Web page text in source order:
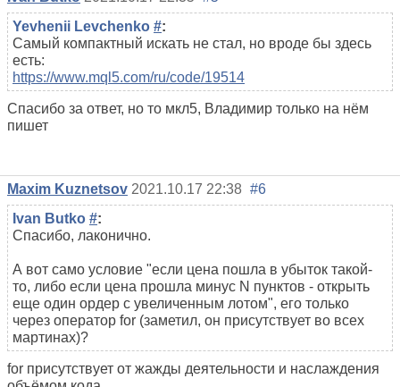
Yevhenii Levchenko #:
Самый компактный искать не стал, но вроде бы здесь
есть:
https://www.mql5.com/ru/code/19514
Спасибо за ответ, но то мкл5, Владимир только на нём
пишет
Maxim Kuznetsov 2021.10.17 22:38 #6
Ivan Butko #:
Спасибо, лаконично.
А вот само условие "если цена пошла в убыток такой-
то, либо если цена прошла минус N пунктов - открыть
еще один ордер с увеличенным лотом", его только
через оператор for (заметил, он присутствует во всех
мартинах)?
for присутствует от жажды деятельности и наслаждения